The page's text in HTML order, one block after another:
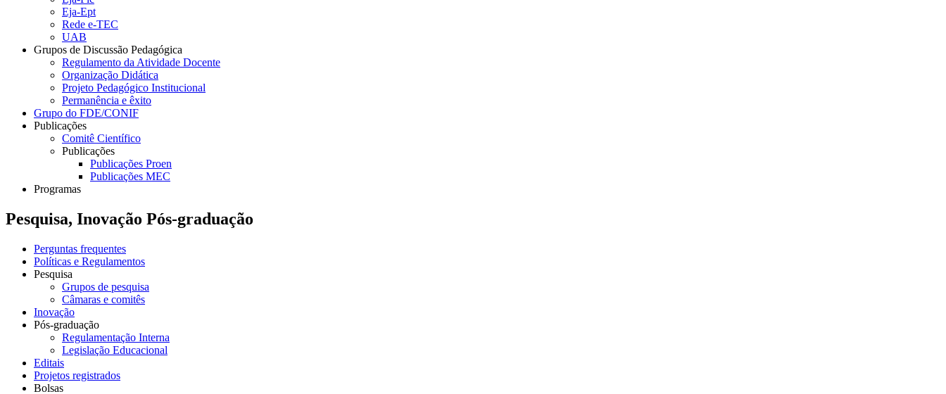
Eja-Ept
Rede e-TEC
UAB
Grupos de Discussão Pedagógica
Regulamento da Atividade Docente
Organização Didática
Projeto Pedagógico Institucional
Permanência e êxito
Grupo do FDE/CONIF
Publicações
Comitê Científico
Publicações
Publicações Proen
Publicações MEC
Programas
Pesquisa, Inovação Pós-graduação
Perguntas frequentes
Políticas e Regulamentos
Pesquisa
Grupos de pesquisa
Câmaras e comitês
Inovação
Pós-graduação
Regulamentação Interna
Legislação Educacional
Editais
Projetos registrados
Bolsas